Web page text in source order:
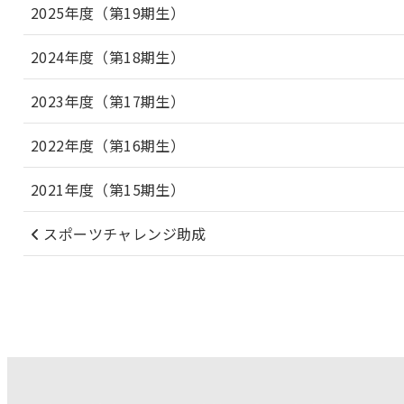
2025年度（第19期生）
2024年度（第18期生）
2023年度（第17期生）
2022年度（第16期生）
2021年度（第15期生）
スポーツチャレンジ助成